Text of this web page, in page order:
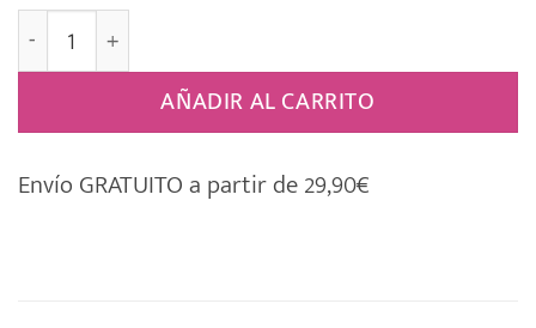
Incienso Varillas Sac [ATRAE DINERO] cantidad
AÑADIR AL CARRITO
Envío GRATUITO a partir de 29,90€